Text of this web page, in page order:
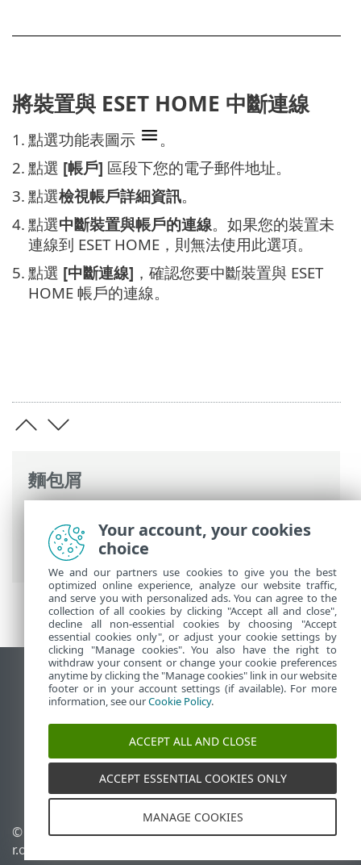
麵包屑
用 ESET Mobile Security > 正在連線到 ESET
HOME
將裝置與 ESET HOME 中斷連線
1. 點選功能表圖示
。
2. 點選 [帳戶] 區段下您的電子郵件地址。
3. 點選檢視帳戶詳細資訊。
4. 點選中斷裝置與帳戶的連線。如果您的裝置未
連線到 ESET HOME，則無法使用此選項。
5. 點選 [中斷連線] ，確認您要中斷裝置與 ESET
HOME 帳戶的連線。
檢視桌面網站
End of Life
ESET 知識庫
ESET Status Portal
地區設定
© 1992 - 2026 ESET, spol. s
r.o. - 保留所有權利。
管理 Cookie
Your account, your cookies
choice
We and our partners use cookies to give you the best
optimized online experience, analyze our website traffic,
and serve you with personalized ads. You can agree to the
collection of all cookies by clicking "Accept all and close",
decline all non-essential cookies by choosing "Accept
essential cookies only", or adjust your cookie settings by
clicking "Manage cookies". You also have the right to
withdraw your consent or change your cookie preferences
anytime by clicking the "Manage cookies" link in our website
footer or in your account settings (if available). For more
information, see ourCookie Policy.
ACCEPT ALL AND CLOSE
ACCEPT ESSENTIAL COOKIES ONLY
MANAGE COOKIES